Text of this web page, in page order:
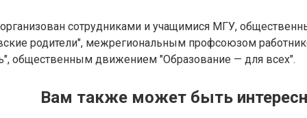
сотрудниками и учащимися МГУ,
родители", межрегиональным профсоюзом
общественным движением "Образование — для всех".
Вам также может быть